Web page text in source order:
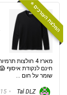
המלצת העורכים ⭐️
שומר על חום ...
Tal DLZ 15 בדצמבר 2025